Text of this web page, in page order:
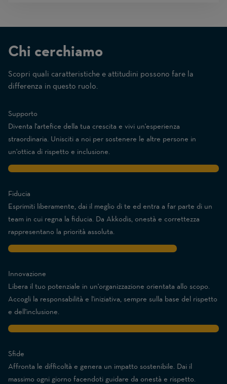
Chi cerchiamo
Scopri quali caratteristiche e attitudini possono fare la
differenza in questo ruolo.
Supporto
Diventa l'artefice della tua crescita e vivi un'esperienza
straordinaria. Unisciti a noi per sostenere le altre persone in
un'ottica di rispetto e inclusione.
10
Fiducia
Esprimiti liberamente, dai il meglio di te ed entra a far parte di un
team in cui regna la fiducia. Da Akkodis, onestà e correttezza
rappresentano la priorità assoluta.
8
Innovazione
Libera il tuo potenziale in un'organizzazione orientata allo scopo.
Accogli la responsabilità e l'iniziativa, sempre sulla base del rispetto
e dell'inclusione.
10
Sfide
Affronta le difficoltà e genera un impatto sostenibile. Dai il
massimo ogni giorno facendoti guidare da onestà e rispetto.